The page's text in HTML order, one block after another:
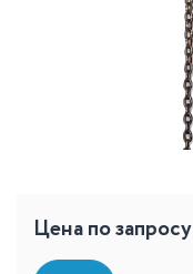
Цена по запросу